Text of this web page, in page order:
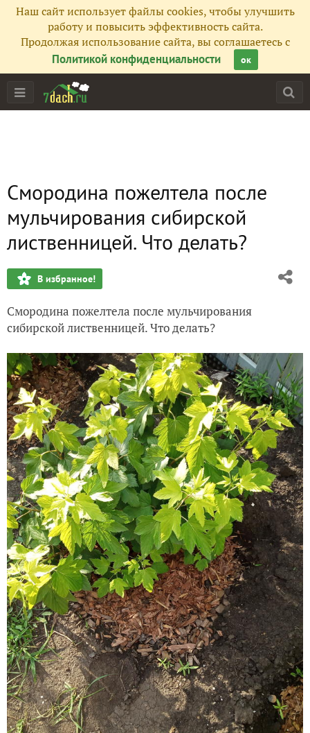
Наш сайт использует файлы cookies, чтобы улучшить
работу и повысить эффективность сайта.
Продолжая использование сайта, вы соглашаетесь с
Политикой конфиденциальности
ок
Смородина пожелтела после
мульчирования сибирской
лиственницей. Что делать?
В избранное!
Смородина пожелтела после мульчирования
сибирской лиственницей. Что делать?